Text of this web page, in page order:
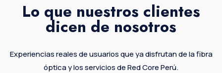
Lo que nuestros clientes
dicen de nosotros
Experiencias reales de usuarios que ya disfrutan de la fibra
óptica y los servicios de Red Core Perú.